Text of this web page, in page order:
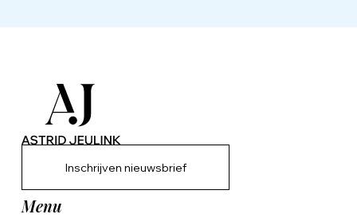
Inschrijven nieuwsbrief
Menu